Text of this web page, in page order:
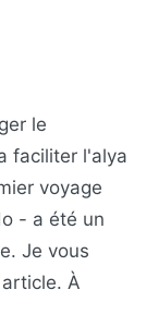
le
faciliter l'alya
voyage
- a été un
Je vous
À